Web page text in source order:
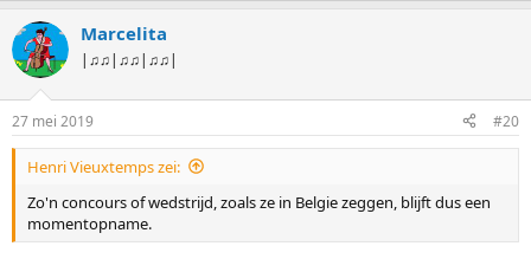
Marcelita
|♫♫|♫♫|♫♫|
27 mei 2019 #20
Henri Vieuxtemps zei:
Zo'n concours of wedstrijd, zoals ze in Belgie zeggen, blijft dus een
momentopname.